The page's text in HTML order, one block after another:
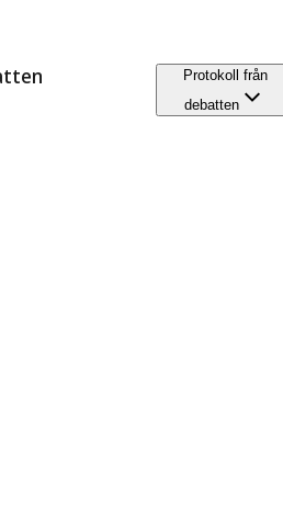
Protokoll från
debatten